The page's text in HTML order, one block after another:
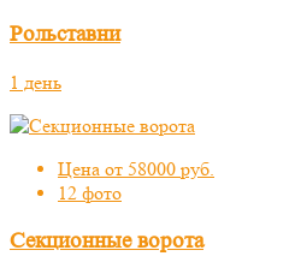
Рольставни
1 день
Цена от 58000 руб.
12 фото
Секционные ворота